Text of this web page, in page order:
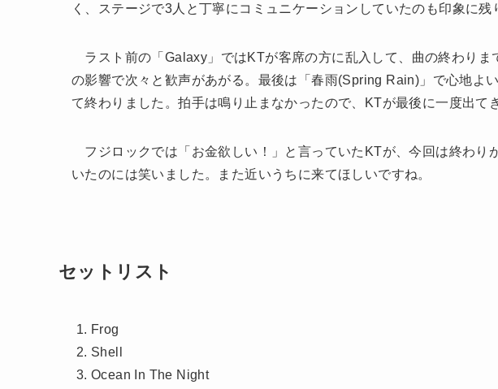
く、ステージで3人と丁寧にコミュニケーションしていたのも印象に残
ラスト前の「Galaxy」ではKTが客席の方に乱入して、曲の終わりま
の影響で次々と歓声があがる。最後は「春雨(Spring Rain)」で心地よ
て終わりました。拍手は鳴り止まなかったので、KTが最後に一度出て
フジロックでは「お金欲しい！」と言っていたKTが、今回は終わり
いたのには笑いました。また近いうちに来てほしいですね。
セットリスト
Frog
Shell
Ocean In The Night